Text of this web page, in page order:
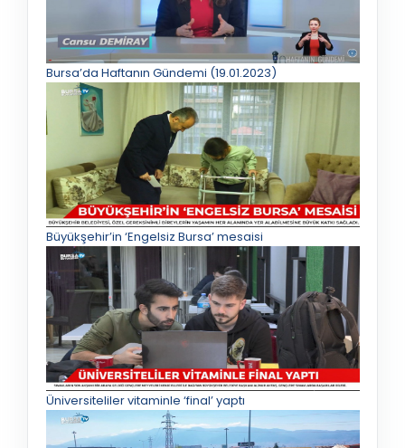
Bursa’da Haftanın Gündemi (19.01.2023)
Büyükşehir’in ‘Engelsiz Bursa’ mesaisi
Üniversiteliler vitaminle ‘final’ yaptı